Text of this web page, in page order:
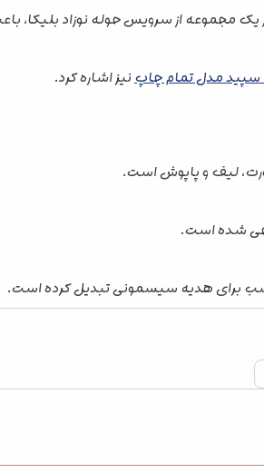
از سرویس حوله نوزاد بلیکا،
نیز اشاره کرد.
لیف و پاپوش است.
شده است.
برای هدیه سیسمونی تبدیل کرده است.